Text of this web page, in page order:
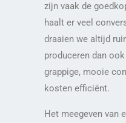
zijn vaak de
haalt er veel
draaien we altijd
produceren dan
grappige, mooie
kosten efficiënt.
Het meegeven van